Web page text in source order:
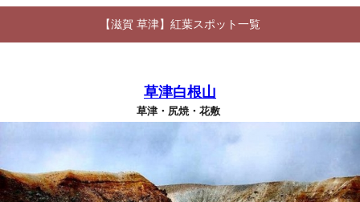
【滋賀 草津】紅葉スポット一覧
草津白根山
草津・尻焼・花敷